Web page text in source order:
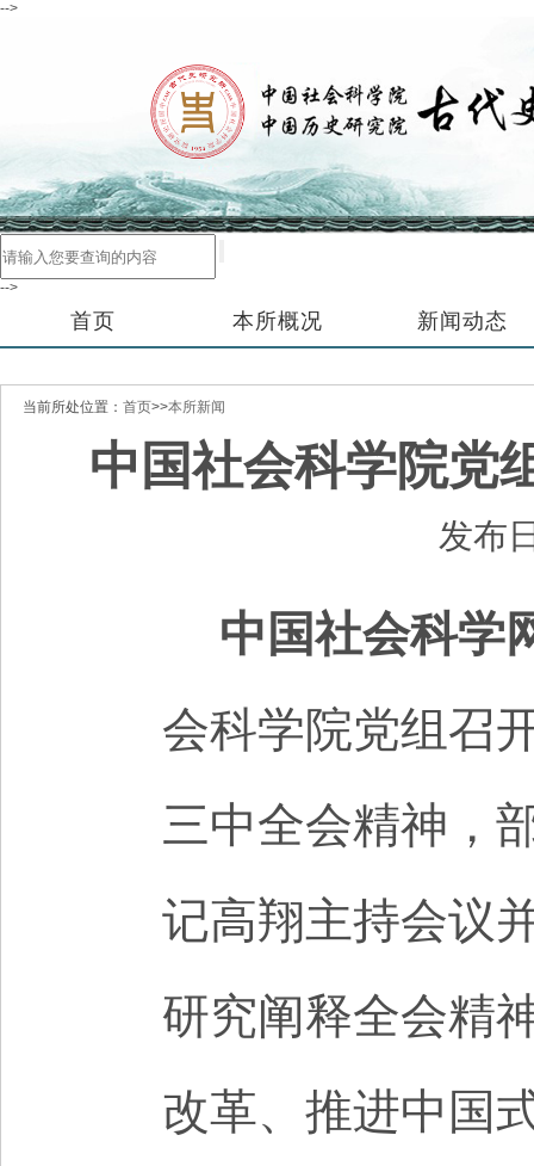
-->
-->
首页 本所概况 新闻动态
当前所处位置： 首页>>本所新闻
中国社会科学院党
发布
中国社会科学
会科学院党组召
三中全会精神，
记高翔主持会议
研究阐释全会精
改革、推进中国